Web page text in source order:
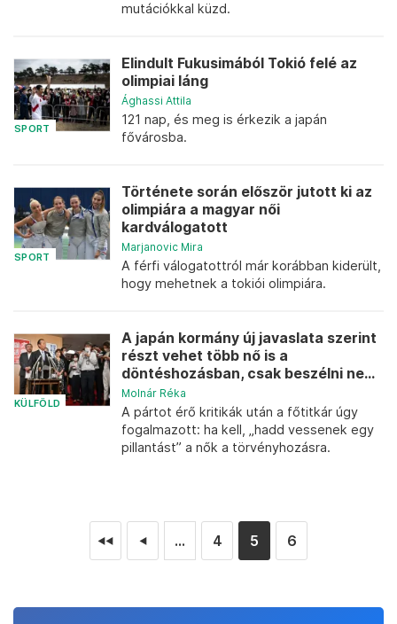
mutációkkal küzd.
SPORT
Elindult Fukusimából Tokió felé az
olimpiai láng
Ághassi Attila
121 nap, és meg is érkezik a japán
fővárosba.
SPORT
Története során először jutott ki az
olimpiára a magyar női
kardválogatott
Marjanovic Mira
A férfi válogatottról már korábban kiderült,
hogy mehetnek a tokiói olimpiára.
KÜLFÖLD
A japán kormány új javaslata szerint
részt vehet több nő is a
döntéshozásban, csak beszélni ne...
Molnár Réka
A pártot érő kritikák után a főtitkár úgy
fogalmazott: ha kell, „hadd vessenek egy
pillantást” a nők a törvényhozásra.
◄◄ ◄ ... 4 5 6